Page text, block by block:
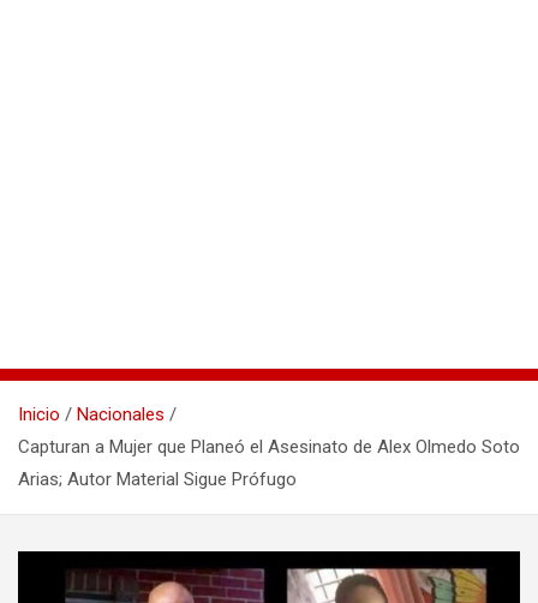
Inicio
Nacionales
Capturan a Mujer que Planeó el Asesinato de Alex Olmedo Soto
Arias; Autor Material Sigue Prófugo